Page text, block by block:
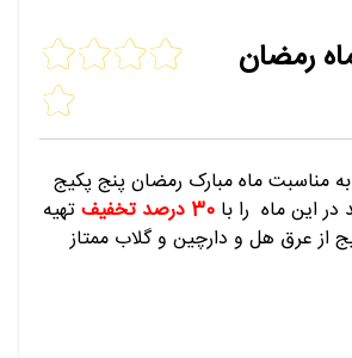
رمضان
مناسبت ماه مبارک رمضان پنج پکیج
در این ماه را با 30 درصد تخفیف
تهیه
از عرق هل و دارچین و گلاب ممتاز